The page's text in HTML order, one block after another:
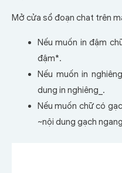
Mở cửa sổ đoạn chat trên
Nếu muốn in đậm
đậm*.
Nếu muốn in
dung in nghiêng_.
Nếu muốn chữ có
~nội dung gạch